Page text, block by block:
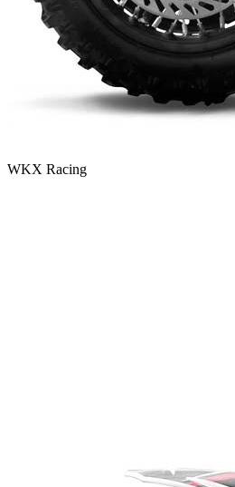
WKX Racing